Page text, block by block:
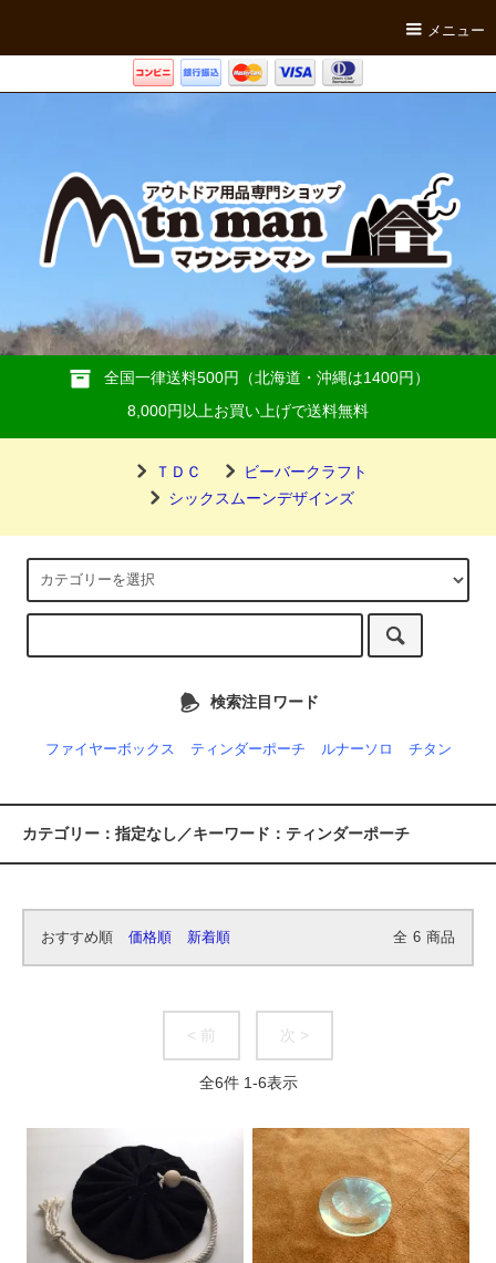
メニュー
全国一律送料500円（北海道・沖縄は1400円）
8,000円以上お買い上げで送料無料
ＴＤＣ
ビーバークラフト
シックスムーンデザインズ
検索注目ワード
ファイヤーボックス ティンダーポーチ ルナーソロ チタン
カテゴリー：指定なし／キーワード：ティンダーポーチ
おすすめ順 価格順 新着順 全 6 商品
< 前 次 >
全6件 1-6表示